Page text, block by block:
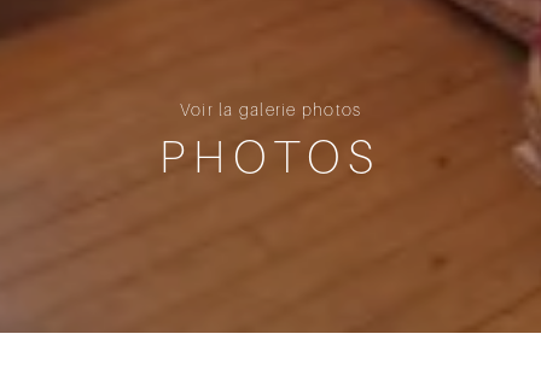
Voir la galerie photos
PHOTOS